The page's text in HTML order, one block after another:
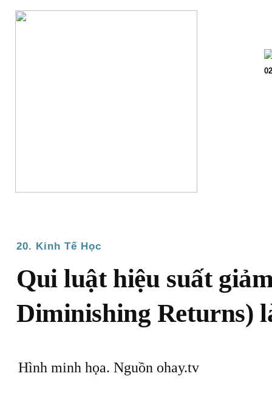
20. Kinh Tế Học
Qui luật hiệu suất
Diminishing Returns)
Hình minh họa. Nguồn ohay.tv